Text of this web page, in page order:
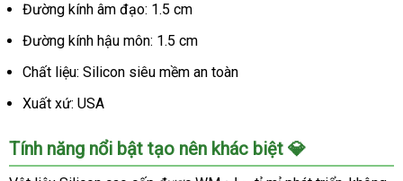
Đường kính âm đạo: 1.5 cm
Đường kính hậu môn: 1.5 cm
Chất liệu: Silicon siêu mềm an toàn
Xuất xứ: USA
Tính năng nổi bật tạo nên khác biệt 💎